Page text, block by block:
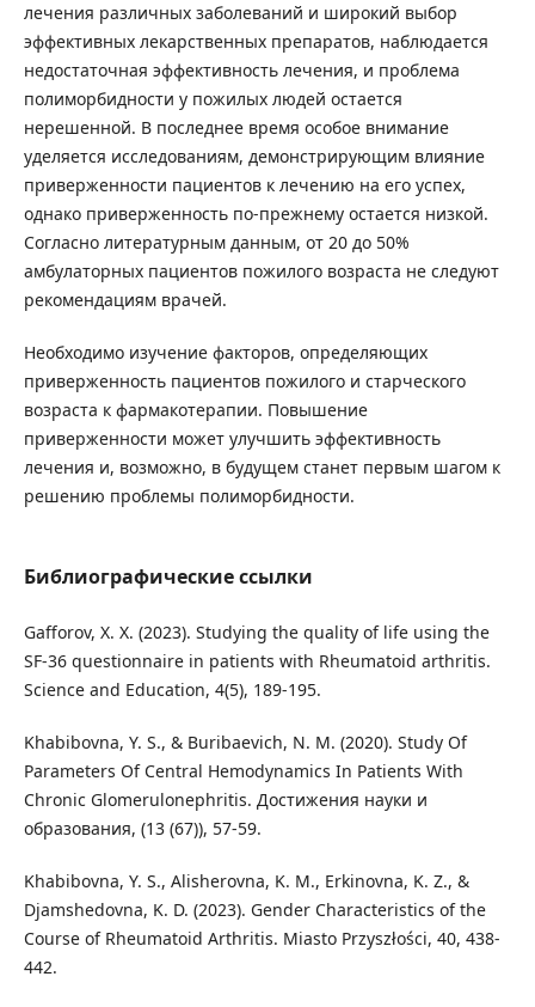
лечения различных заболеваний и широкий выбор
эффективных лекарственных препаратов, наблюдается
недостаточная эффективность лечения, и проблема
полиморбидности у пожилых людей остается
нерешенной. В последнее время особое внимание
уделяется исследованиям, демонстрирующим влияние
приверженности пациентов к лечению на его успех,
однако приверженность по-прежнему остается низкой.
Согласно литературным данным, от 20 до 50%
амбулаторных пациентов пожилого возраста не следуют
рекомендациям врачей.
Необходимо изучение факторов, определяющих
приверженность пациентов пожилого и старческого
возраста к фармакотерапии. Повышение
приверженности может улучшить эффективность
лечения и, возможно, в будущем станет первым шагом к
решению проблемы полиморбидности.
Библиографические ссылки
Gafforov, X. X. (2023). Studying the quality of life using the
SF-36 questionnaire in patients with Rheumatoid arthritis.
Science and Education, 4(5), 189-195.
Khabibovna, Y. S., & Buribaevich, N. M. (2020). Study Of
Parameters Of Central Hemodynamics In Patients With
Chronic Glomerulonephritis. Достижения науки и
образования, (13 (67)), 57-59.
Khabibovna, Y. S., Alisherovna, K. M., Erkinovna, K. Z., &
Djamshedovna, K. D. (2023). Gender Characteristics of the
Course of Rheumatoid Arthritis. Miasto Przyszłości, 40, 438-
442.